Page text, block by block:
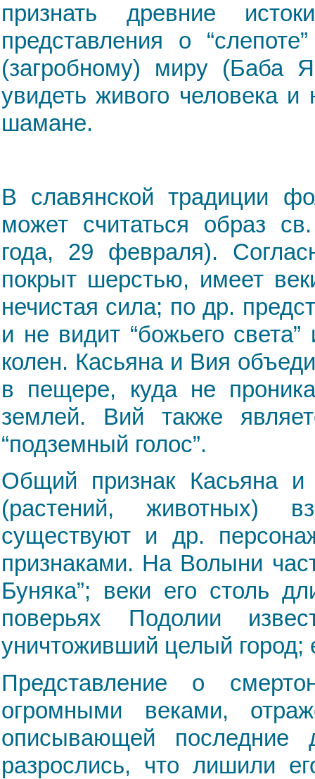
признать древние
представления о
(загробному) миру (Баба
увидеть живого человека
шамане.
В славянской традиции
может считаться образ
года, 29 февраля).
покрыт шерстью, имеет
нечистая сила; по др.
и не видит “божьего
колен. Касьяна и Вия
в пещере, куда не
землей. Вий также
“подземный голос”.
Общий признак Касьяна
(растений, животных)
существуют и др.
признаками. На Волыни
Буняка”; веки его столь
поверьях Подолии
уничтоживший целый город;
Представление о
огромными веками,
описывающей
разрослись, что лишили